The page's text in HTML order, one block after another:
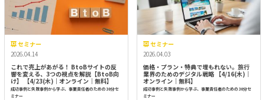
セミナー
2026.04.14
これで売上があがる！ BtoBサイトの反
響を変える、3つの視点を解説【BtoB向
け】 【4/23(木)｜オンライン｜無料】
成功事例と失敗事例から学ぶ、事業責任者のための30分セ
ミナー
セミナー
2026.04.03
価格・プラン・特典で埋もれない。旅行
業界のためのデジタル戦略 【4/16(木)｜
オンライン｜無料】
成功事例と失敗事例から学ぶ、事業責任者のための30分セ
ミナー